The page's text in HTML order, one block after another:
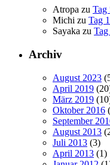
Atropa zu Tag
Michi zu Tag
Sayaka zu
Archiv
August 2023
April 2019
März 2019
Oktober 2016
September
August 2013
Juli 2013 (3)
April 2013 (1)